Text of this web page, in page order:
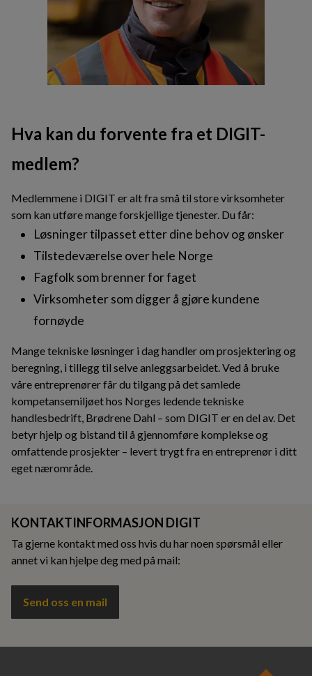
Hva kan du forvente fra et DIGIT-
medlem?
Medlemmene i DIGIT er alt fra små til store virksomheter
som kan utføre mange forskjellige tjenester. Du får:
Løsninger tilpasset etter dine behov og ønsker
Tilstedeværelse over hele Norge
Fagfolk som brenner for faget
Virksomheter som digger å gjøre kundene
fornøyde
Mange tekniske løsninger i dag handler om prosjektering og
beregning, i tillegg til selve anleggsarbeidet. Ved å bruke
våre entreprenører får du tilgang på det samlede
kompetansemiljøet hos Norges ledende tekniske
handlesbedrift, Brødrene Dahl – som DIGIT er en del av. Det
betyr hjelp og bistand til å gjennomføre komplekse og
omfattende prosjekter – levert trygt fra en entreprenør i ditt
eget nærområde.
KONTAKTINFORMASJON DIGIT
Ta gjerne kontakt med oss hvis du har noen spørsmål eller
annet vi kan hjelpe deg med på mail:
Send oss en mail